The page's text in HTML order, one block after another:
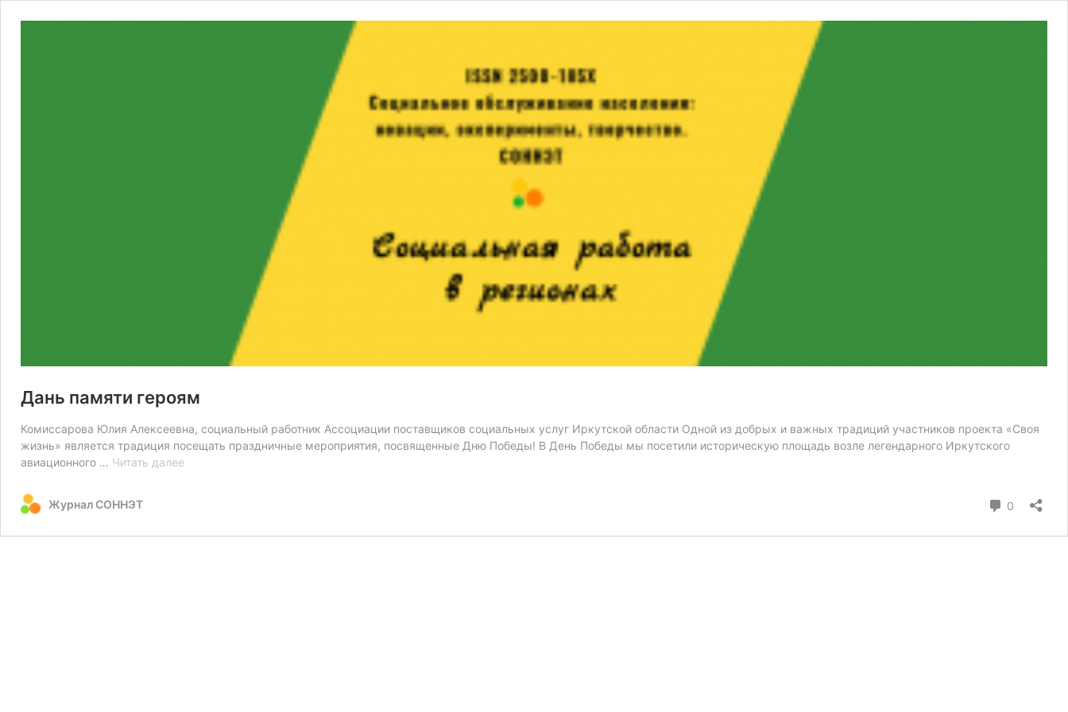
Дань памяти героям
Комиссарова Юлия Алексеевна, социальный работник Ассоциации поставщиков социальных услуг Иркутской области Одной из добрых и важных традиций участников проекта «Своя
жизнь» является традиция посещать праздничные мероприятия, посвященные Дню Победы! В День Победы мы посетили историческую площадь возле легендарного Иркутского
авиационного … Читать далее
Журнал СОННЭТ 0